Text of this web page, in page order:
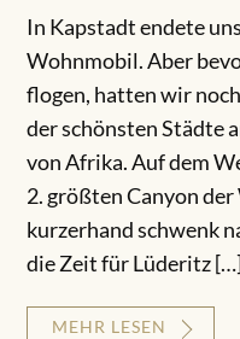
In Kapstadt endete
Wohnmobil. Aber
flogen, hatten wir
der schönsten Städte
von Afrika. Auf dem
2. größten Canyon
kurzerhand schwenk
die Zeit für Lüderitz […]
MEHR LESEN